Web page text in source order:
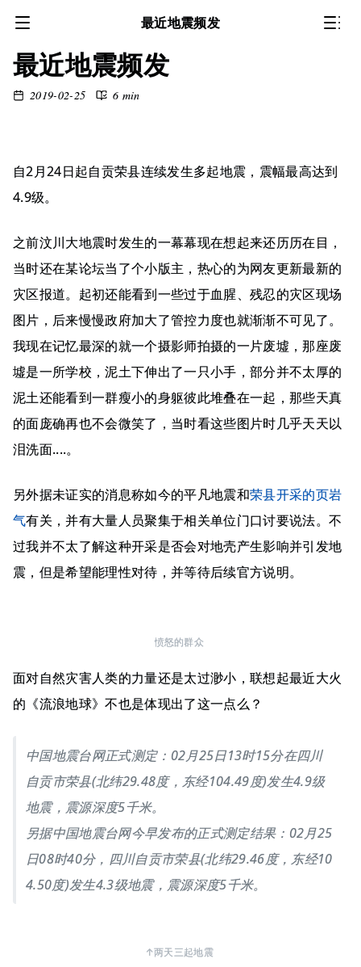
最近地震频发
最近地震频发
2019-02-25 6 min
自2月24日起自贡荣县连续发生多起地震，震幅最高达到
4.9级。
之前汶川大地震时发生的一幕幕现在想起来还历历在目，
当时还在某论坛当了个小版主，热心的为网友更新最新的
灾区报道。起初还能看到一些过于血腥、残忍的灾区现场
图片，后来慢慢政府加大了管控力度也就渐渐不可见了。
我现在记忆最深的就一个摄影师拍摄的一片废墟，那座废
墟是一所学校，泥土下伸出了一只小手，部分并不太厚的
泥土还能看到一群瘦小的身躯彼此堆叠在一起，那些天真
的面庞确再也不会微笑了，当时看这些图片时几乎天天以
泪洗面....。
另外据未证实的消息称如今的平凡地震和荣县开采的页岩
气有关，并有大量人员聚集于相关单位门口讨要说法。不
过我并不太了解这种开采是否会对地壳产生影响并引发地
震，但是希望能理性对待，并等待后续官方说明。
愤怒的群众
面对自然灾害人类的力量还是太过渺小，联想起最近大火
的《流浪地球》不也是体现出了这一点么？
中国地震台网正式测定：02月25日13时15分在四川
自贡市荣县(北纬29.48度，东经104.49度)发生4.9级
地震，震源深度5千米。
另据中国地震台网今早发布的正式测定结果：02月25
日08时40分，四川自贡市荣县(北纬29.46度，东经10
4.50度)发生4.3级地震，震源深度5千米。
↑两天三起地震